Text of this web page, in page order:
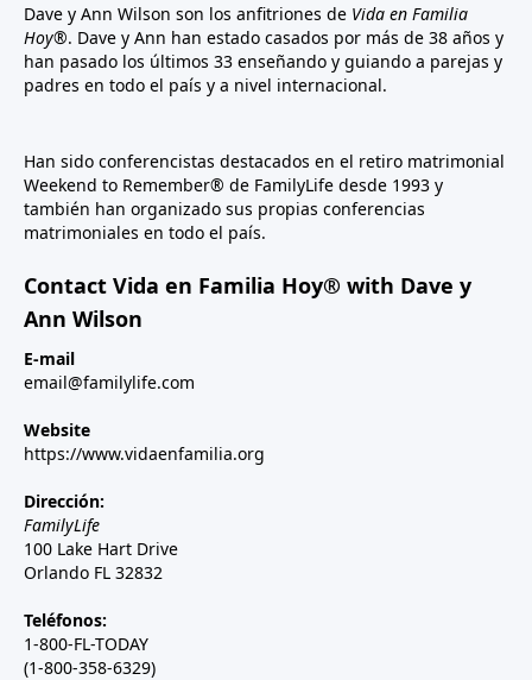
Dave y Ann Wilson son los anfitriones de Vida en Familia
Hoy®. Dave y Ann han estado casados por más de 38 años y
han pasado los últimos 33 enseñando y guiando a parejas y
padres en todo el país y a nivel internacional.
Han sido conferencistas destacados en el retiro matrimonial
Weekend to Remember® de FamilyLife desde 1993 y
también han organizado sus propias conferencias
matrimoniales en todo el país.
Contact Vida en Familia Hoy® with Dave y
Ann Wilson
E-mail
email@familylife.com
Website
https://www.vidaenfamilia.org
Dirección:
FamilyLife
100 Lake Hart Drive
Orlando FL 32832
Teléfonos:
1-800-FL-TODAY
(1-800-358-6329)